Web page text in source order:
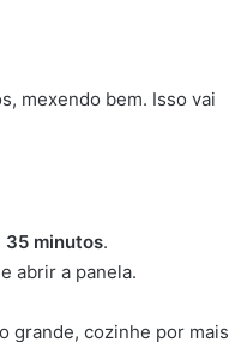
mexendo bem. Isso vai
35 minutos.
abrir a panela.
grande, cozinhe por mais